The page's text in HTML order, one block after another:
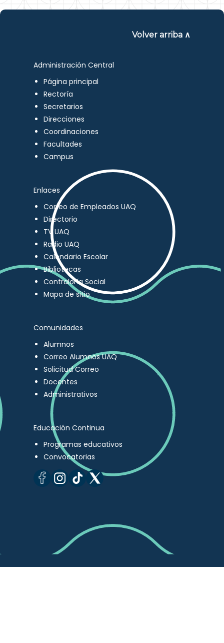
Volver arriba ∧
Administración Central
Página principal
Rectoría
Secretarios
Direcciones
Coordinaciones
Facultades
Campus
Enlaces
Correo de Empleados UAQ
Directorio
TV UAQ
Radio UAQ
Calendario Escolar
Bibliotecas
Contraloría Social
Mapa de sitio
Comunidades
Alumnos
Correo Alumnos UAQ
Solicitud Correo
Docentes
Administrativos
Educación Continua
Programas educativos
Convocatorias